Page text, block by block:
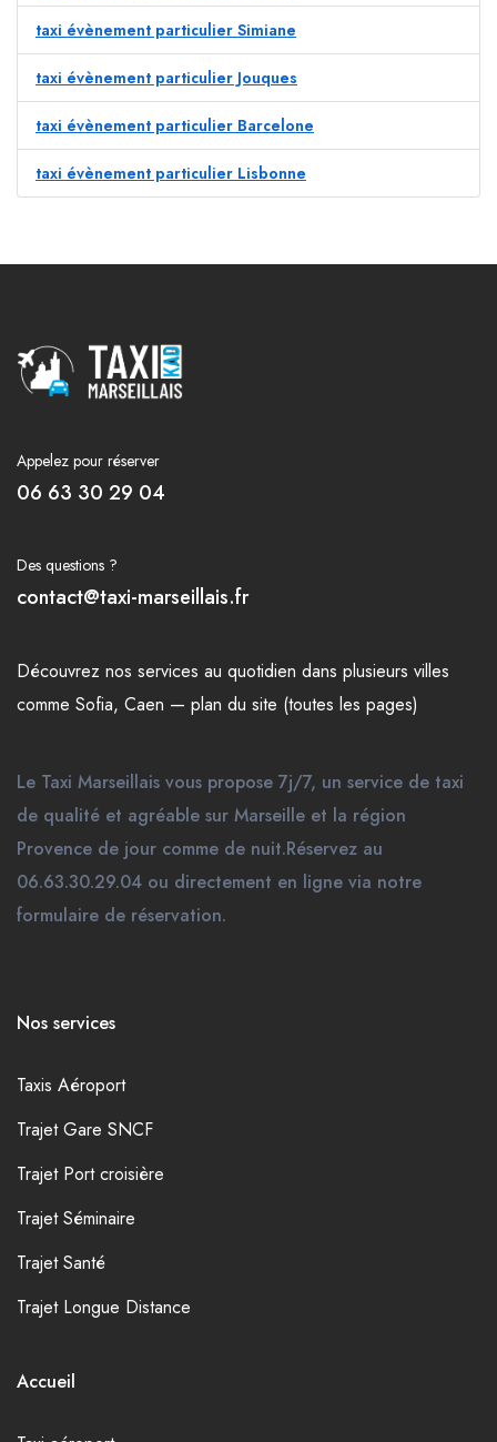
taxi évènement particulier Simiane
taxi évènement particulier Jouques
taxi évènement particulier Barcelone
taxi évènement particulier Lisbonne
Appelez pour réserver
06 63 30 29 04
Des questions ?
contact@taxi-marseillais.fr
Découvrez nos services au quotidien dans plusieurs villes
comme Sofia, Caen — plan du site (toutes les pages)
Le Taxi Marseillais vous propose 7j/7, un service de taxi
de qualité et agréable sur Marseille et la région
Provence de jour comme de nuit.Réservez au
06.63.30.29.04 ou directement en ligne via notre
formulaire de réservation.
Nos services
Taxis Aéroport
Trajet Gare SNCF
Trajet Port croisière
Trajet Séminaire
Trajet Santé
Trajet Longue Distance
Accueil